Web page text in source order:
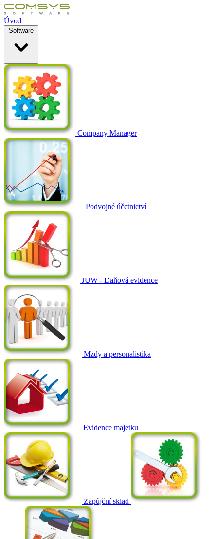
Úvod
Software
Company Manager
Podvojné účetnictví
JUW - Daňová evidence
Mzdy a personalistika
Evidence majetku
Zápůjční sklad